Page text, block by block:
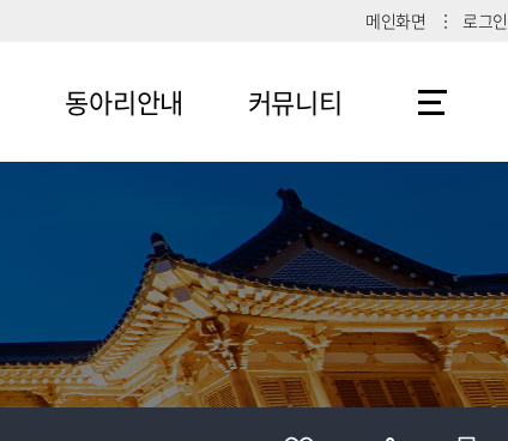
메인화면 로그인
동아리안내 커뮤니티
공지사항